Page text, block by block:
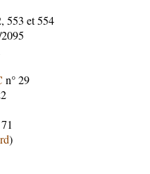
553 et 554
n° 29
)